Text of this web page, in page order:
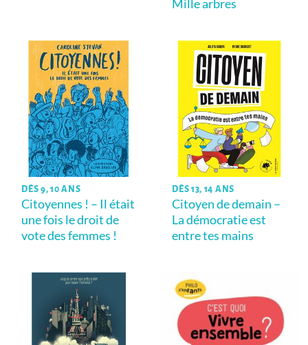
Mille arbres
DÈS 9, 10 ANS
Citoyennes ! – Il était
une fois le droit de
vote des femmes !
DÈS 13, 14 ANS
Citoyen de demain –
La démocratie est
entre tes mains